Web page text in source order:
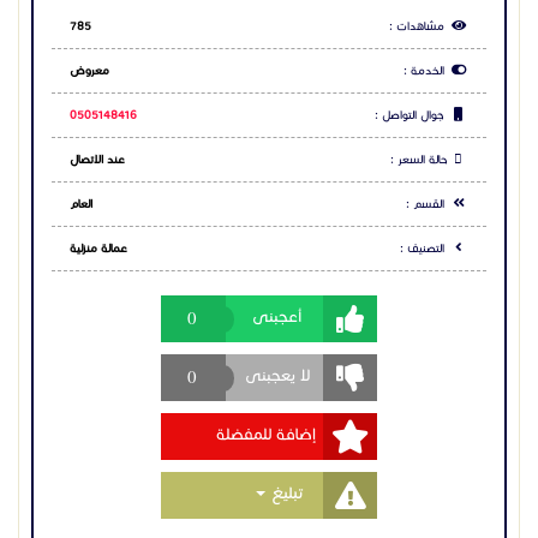
مشاهدات : 785
الخدمة : معروض
جوال التواصل : 0505148416
حالة السعر : عند الاتصال
القسم : العام
التصنيف : عمالة منزلية
أعجبنى 0
لا يعجبنى 0
إضافة للمفضلة
تبليغ Toggle Dropdown